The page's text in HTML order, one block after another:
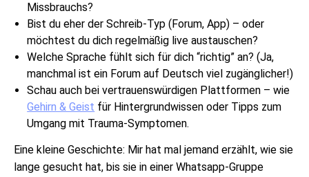
Missbrauchs?
Bist du eher der Schreib-Typ (Forum, App) – oder
möchtest du dich regelmäßig live austauschen?
Welche Sprache fühlt sich für dich “richtig” an? (Ja,
manchmal ist ein Forum auf Deutsch viel zugänglicher!)
Schau auch bei vertrauenswürdigen Plattformen – wie
Gehirn & Geist für Hintergrundwissen oder Tipps zum
Umgang mit Trauma-Symptomen.
Eine kleine Geschichte: Mir hat mal jemand erzählt, wie sie
lange gesucht hat, bis sie in einer Whatsapp-Gruppe